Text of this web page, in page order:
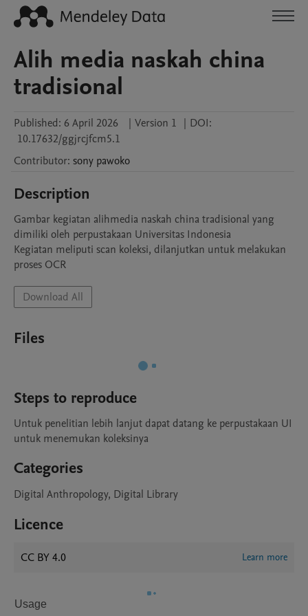
Alih media naskah china
tradisional
Published: 6 April 2026 | Version 1 | DOI:
10.17632/ggjrcjfcm5.1
Contributor: sony pawoko
Description
Gambar kegiatan alihmedia naskah china tradisional yang
dimiliki oleh perpustakaan Universitas Indonesia
Kegiatan meliputi scan koleksi, dilanjutkan untuk melakukan
proses OCR
Download All
Files
Steps to reproduce
Untuk penelitian lebih lanjut dapat datang ke perpustakaan UI
untuk menemukan koleksinya
Categories
Digital Anthropology, Digital Library
Licence
CC BY 4.0 Learn more
Usage